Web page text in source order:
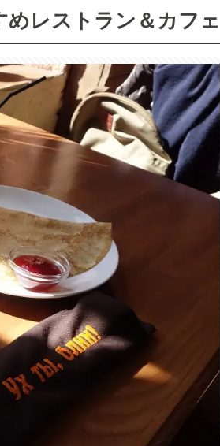
レストラン＆カフェ